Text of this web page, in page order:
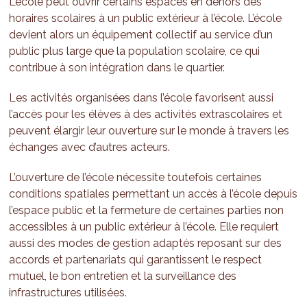
horaires scolaires à un public extérieur à l’école. L’école
devient alors un équipement collectif au service d’un
public plus large que la population scolaire, ce qui
contribue à son intégration dans le quartier.
Les activités organisées dans l’école favorisent aussi
l’accès pour les élèves à des activités extrascolaires et
peuvent élargir leur ouverture sur le monde à travers les
échanges avec d’autres acteurs.
L’ouverture de l’école nécessite toutefois certaines
conditions spatiales permettant un accès à l’école depuis
l’espace public et la fermeture de certaines parties non
accessibles à un public extérieur à l’école. Elle requiert
aussi des modes de gestion adaptés reposant sur des
accords et partenariats qui garantissent le respect
mutuel, le bon entretien et la surveillance des
infrastructures utilisées.